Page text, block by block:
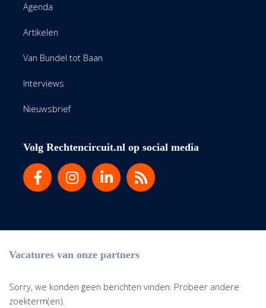
Agenda
Artikelen
Van Bundel tot Baan
Interviews
Nieuwsbrief
Volg Rechtencircuit.nl op social media
Vacatures van onze partners
Sorry, we konden geen berichten vinden. Probeer andere
zoekterm(en).